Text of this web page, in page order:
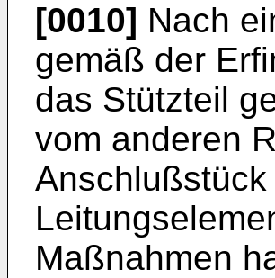
[0010] Nach
gemäß der
das Stützteil
vom anderen
Maßnahmen